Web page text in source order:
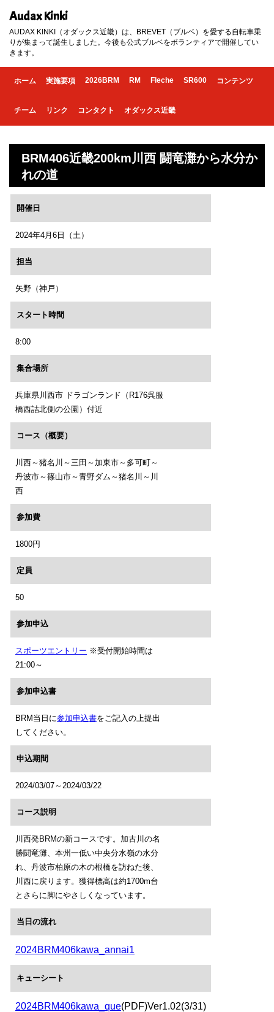
Audax Kinki
AUDAX KINKI（オダックス近畿）は、BREVET（ブルベ）を愛する自転車乗
りが集まって誕生しました。今後も公式ブルベをボランティアで開催してい
きます。
ホーム 実施要項 2026BRM RM Fleche SR600 コンテンツ
チーム リンク コンタクト オダックス近畿
BRM406近畿200km川西 闘竜灘から水分か
れの道
開催日
2024年4月6日（土）
担当
矢野（神戸）
スタート時間
8:00
集合場所
兵庫県川西市 ドラゴンランド（R176呉服
橋西詰北側の公園）付近
コース（概要）
川西～猪名川～三田～加東市～多可町～
丹波市～篠山市～青野ダム～猪名川～川
西
参加費
1800円
定員
50
参加申込
スポーツエントリー ※受付開始時間は
21:00～
参加申込書
BRM当日に参加申込書をご記入の上提出
してください。
申込期間
2024/03/07～2024/03/22
コース説明
川西発BRMの新コースです。加古川の名
勝闘竜灘、本州一低い中央分水嶺の水分
れ、丹波市柏原の木の根橋を訪ねた後、
川西に戻ります。獲得標高は約1700m台
とさらに脚にやさしくなっています。
当日の流れ
2024BRM406kawa_annai1
キューシート
2024BRM406kawa_que(PDF)Ver1.02(3/31)